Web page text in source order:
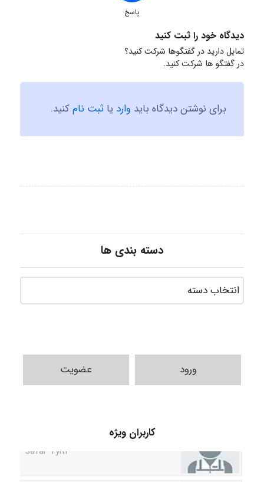
پاسخ
دیدگاه خود را ثبت کنید
تمایل دارید در گفتگوها شرکت کنید؟
در گفتگو ها شرکت کنید.
برای نوشتن دیدگاه باید وارد یا ثبت نامکنید.
دسته بندی ها
ورود عضویت
کاربران ویژه